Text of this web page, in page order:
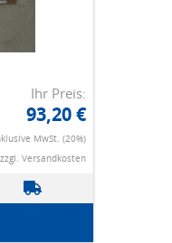
Ihr Preis:
93,20 €
MwSt. (20%)
zzgl. Versandkosten